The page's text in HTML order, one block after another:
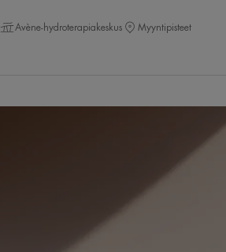
Avène-hydroterapiakeskus Myyntipisteet